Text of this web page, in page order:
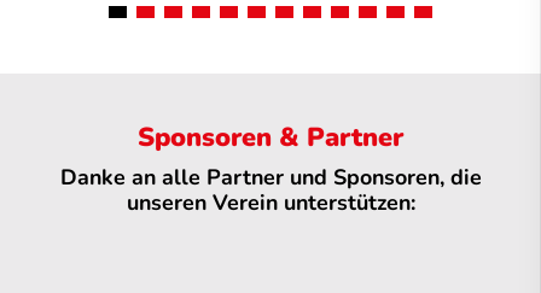
Sponsoren & Partner
Danke an alle Partner und Sponsoren, die
unseren Verein unterstützen: